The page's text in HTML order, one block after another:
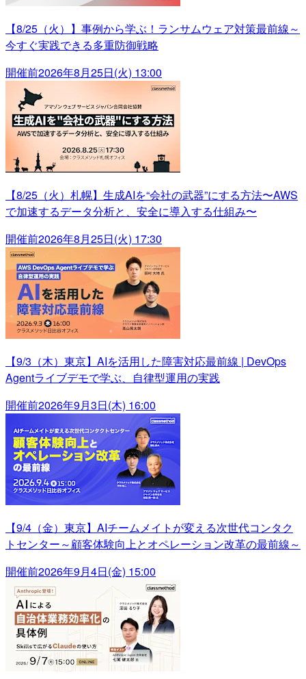
【8/25（火）】事例から学ぶ！ランサムウェア対策最前線～
今すぐ実践できる多重防御戦略
開催前2026年8月25日(火) 13:00
【8/25（火）札幌】生成AIを“会社の武器”にする方法〜AWS
で加速するデータ分析と、安全に導入する仕組み〜
開催前2026年8月25日(火) 17:30
【9/3（木）東京】AIを活用した障害対応最前線 | DevOps
Agentライブデモで学ぶ、自律型運用の実践
開催前2026年9月3日(木) 16:00
【9/4（金）東京】AIチームメイトが変える次世代コンタク
トセンター～顧客体験向上とオペレーション改革の最前線～
開催前2026年9月4日(金) 15:00